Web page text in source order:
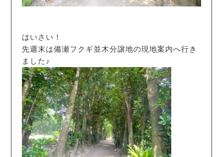
はいさい！
先週末は備瀬フクギ並木分譲地の現地案内へ行き
ました♪